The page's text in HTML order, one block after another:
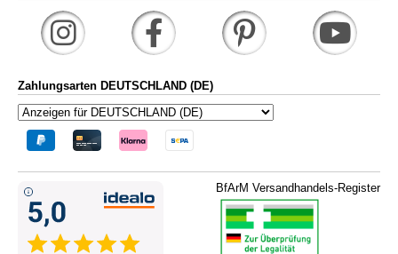
Zahlungsarten DEUTSCHLAND (DE)
BfArM Versandhandels-Register